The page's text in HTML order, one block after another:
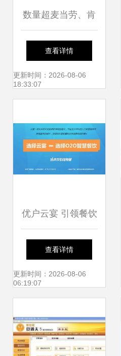
数量超麦当劳、肯
德基、星巴克 为什
么说7-Eleven不是
的“餐饮集团”？
查看详情
更新时间：2026-08-06
18:33:07
优户云宴 引领餐饮
O2O一体化的智能
收银管理系统
查看详情
更新时间：2026-08-06
06:19:07